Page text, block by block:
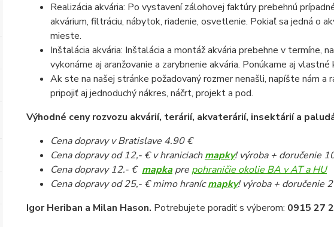
Realizácia akvária: Po vystavení zálohovej faktúry prebehnú
akvárium, filtráciu, nábytok, riadenie, osvetlenie. Pokiaľ sa jedná o
mieste.
Inštalácia akvária: Inštalácia a montáž akvária prebehne v termíne,
vykonáme aj aranžovanie a zarybnenie akvária. Ponúkame aj
Ak ste na našej stránke požadovaný rozmer nenašli, napíšte nám
pripojiť aj jednoduchý nákres, náčrt, projekt a pod.
Výhodné ceny rozvozu akvárií, terárií, akvaterárií, insektárií a
Cena dopravy v Bratislave 4.90 €
Cena dopravy od 12,- € v hraniciachmapky! výroba + doručenie
Cena dopravy 12.- € mapkapre pohraničie okolie BA v AT a HU
Cena dopravy od 25,- € mimo hranícmapky! výroba + doručenie
Igor Heriban a Milan Hason. Potrebujete poradiť s výberom: 0915 27